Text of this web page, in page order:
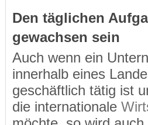
Den täglichen
gewachsen sein
Auch wenn ein
innerhalb eines
geschäftlich tätig ist
die internationale